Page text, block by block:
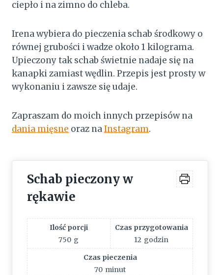
ciepło i na zimno do chleba.
Irena wybiera do pieczenia schab środkowy o
równej grubości i wadze około 1 kilograma.
Upieczony tak schab świetnie nadaje się na
kanapki zamiast wędlin. Przepis jest prosty w
wykonaniu i zawsze się udaje.
Zapraszam do moich innych przepisów na
dania mięsne oraz naInstagram.
Schab pieczony w
rękawie
Ilość porcji
750 g
Czas przygotowania
12 godzin
Czas pieczenia
70 minut